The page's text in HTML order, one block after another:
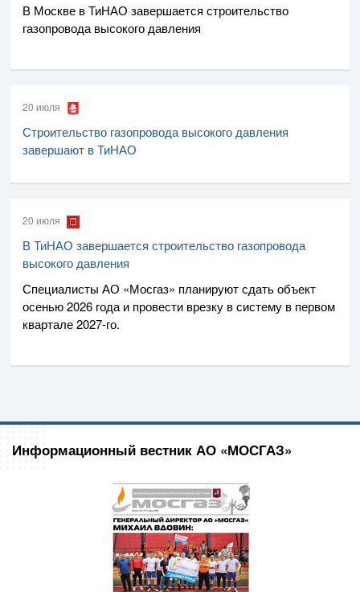
В Москве в ТиНАО завершается строительство
газопровода высокого давления
20 июля
Строительство газопровода высокого давления
завершают в ТиНАО
20 июля
В ТиНАО завершается строительство газопровода
высокого давления
Специалисты АО «Мосгаз» планируют сдать объект
осенью 2026 года и провести врезку в систему в первом
квартале2027-го.
Информационный вестник АО «МОСГАЗ»